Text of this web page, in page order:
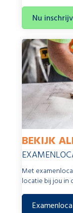
Nu
BEKIJK
Met
locatie bij jou in